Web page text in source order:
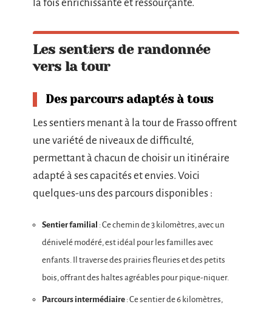
la fois enrichissante et ressourçante.
Les sentiers de randonnée
vers la tour
Des parcours adaptés à tous
Les sentiers menant à la tour de Frasso offrent
une variété de niveaux de difficulté,
permettant à chacun de choisir un itinéraire
adapté à ses capacités et envies. Voici
quelques-uns des parcours disponibles :
Sentier familial : Ce chemin de 3 kilomètres, avec un
dénivelé modéré, est idéal pour les familles avec
enfants. Il traverse des prairies fleuries et des petits
bois, offrant des haltes agréables pour pique-niquer.
Parcours intermédiaire : Ce sentier de 6 kilomètres,